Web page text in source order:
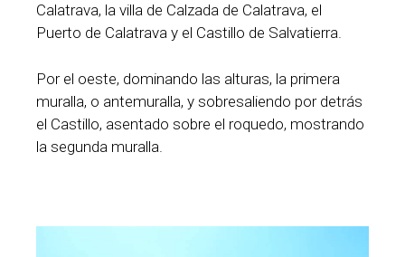
Calatrava, la villa de Calzada de Calatrava, el
Puerto de Calatrava y el Castillo de Salvatierra.
Por el oeste, dominando las alturas, la primera
muralla, o antemuralla, y sobresaliendo por detrás
el Castillo, asentado sobre el roquedo, mostrando
la segunda muralla.